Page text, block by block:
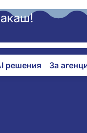
решения За